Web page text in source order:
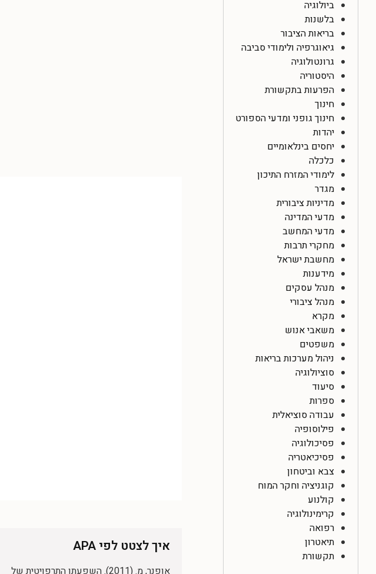
ביולוגיה
בלשנות
בריאות הציבור
גיאוגרפיה ולימודי סביבה
גרונטולוגיה
היסטוריה
הפרעות בתקשורת
חינוך
חינוך גופני ומדעי הספורט
יהדות
יחסים בינלאומיים
כלכלה
לימודי המזרח התיכון
מגדר
מדיניות ציבורית
מדעי המדינה
מדעי המחשב
מחקרי תרבות
מחשבת ישראל
מידענות
מנהל עסקים
מנהל ציבורי
מקרא
משאבי אנוש
משפטים
ניהול מערכות בריאות
סוציולוגיה
סיעוד
ספרות
עבודה סוציאלית
פילוסופיה
פסיכולוגיה
פסיכיאטריה
צבא וביטחון
קוגניציה וחקר המוח
קולנוע
קרימינולוגיה
רפואה
תיאטרון
תקשורת
איך לצטט לפי APA